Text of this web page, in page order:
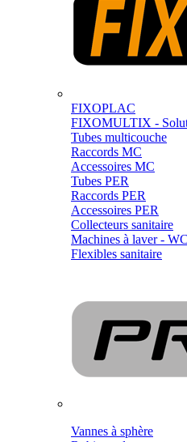
FIXOPLAC
FIXOMULTIX -
Tubes multicouche
Raccords MC
Accessoires MC
Tubes PER
Raccords PER
Accessoires PER
Collecteurs sanitaire
Machines à laver - WC
Flexibles sanitaire
Vannes à sphère